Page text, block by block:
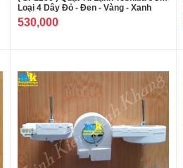
Loại 4 Dây Đỏ - Đen - Vàng - Xanh
530,000